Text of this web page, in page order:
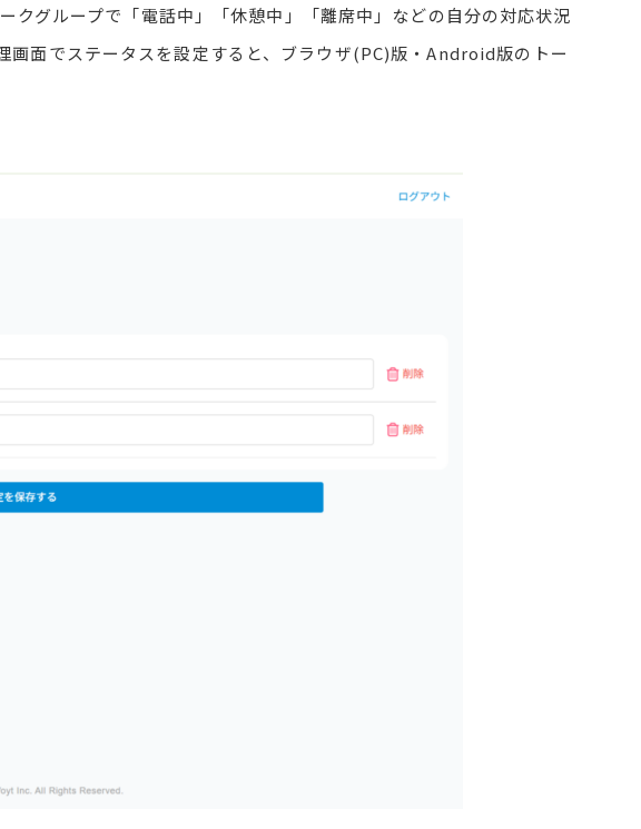
グループで「電話中」「休憩中」「離席中」などの自分の対応状況
面でステータスを設定すると、ブラウザ(PC)版・Android版のトー